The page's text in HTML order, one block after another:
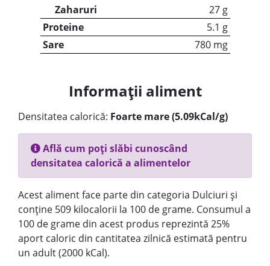
Zaharuri
27 g
Proteine
5.1 g
Sare
780 mg
Informații aliment
Densitatea calorică: Foarte mare (5.09kCal/g)
Află cum poți slăbi cunoscând
densitatea calorică a alimentelor
Acest aliment face parte din categoria Dulciuri și
conține 509 kilocalorii la 100 de grame. Consumul a
100 de grame din acest produs reprezintă 25%
aport caloric din cantitatea zilnică estimată pentru
un adult (2000 kCal).